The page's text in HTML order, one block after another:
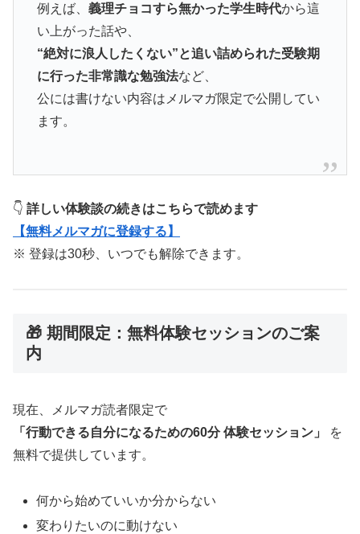
例えば、 義理チョコすら無かった学生時代から這
い上がった話や、
“絶対に浪人したくない”と追い詰められた受験期
に行った非常識な勉強法など、
公には書けない内容はメルマガ限定で公開してい
ます。
👇 詳しい体験談の続きはこちらで読めます
【無料メルマガに登録する】
※ 登録は30秒、いつでも解除できます。
🎁 期間限定：無料体験セッションのご案
内
現在、メルマガ読者限定で
「行動できる自分になるための60分 体験セッション」
を
無料で提供しています。
何から始めていいか分からない
変わりたいのに動けない